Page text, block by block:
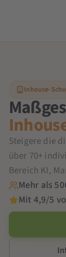
Inhouse-
Steigere die
über 70+
Bereich KI,
Mehr als
Mit 4,9/5